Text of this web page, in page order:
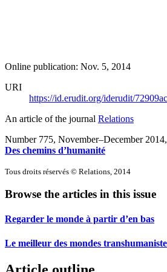
Online publication: Nov. 5, 2014
URI
https://id.erudit.org/iderudit/72909ac
An article of the journal Relations
Number 775, November–December 2014
Des chemins d’humanité
Tous droits réservés © Relations, 2014
Browse the articles in this issue
Regarder le monde à partir d’en bas
Le meilleur des mondes